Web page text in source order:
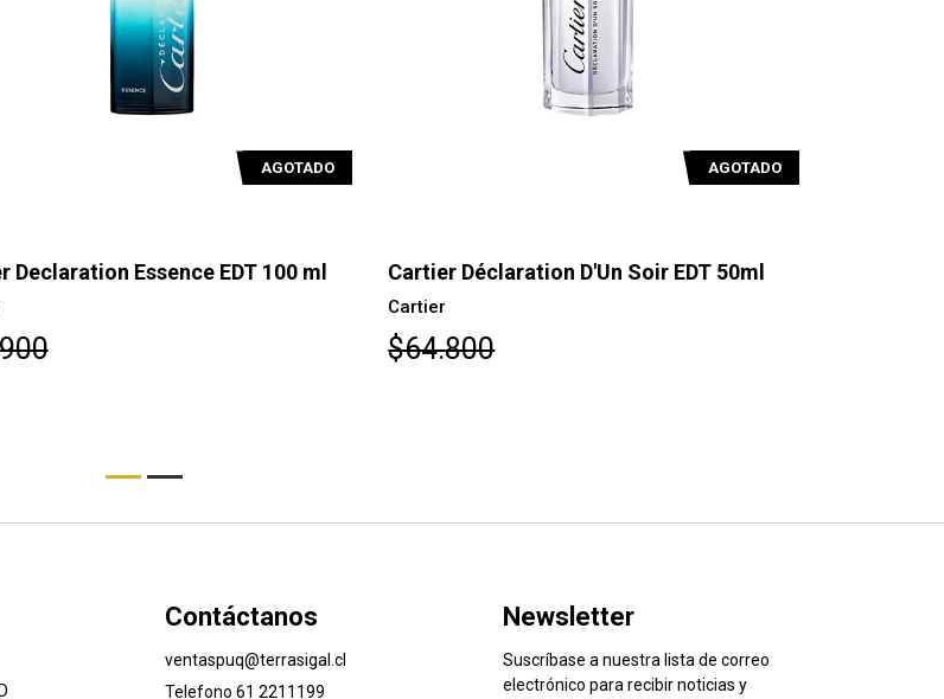
AGOTADO
Déclaration D'Un Soir EDT 50ml
AGOTADO
Cartier Eau De Cartier Essence De Bois
EDT 100ml
Cartier
Contáctanos
ventaspuq@terrasigal.cl
Telefono 61 2211199
Newsletter
Suscríbase a nuestra lista de correo
electrónico para recibir noticias y